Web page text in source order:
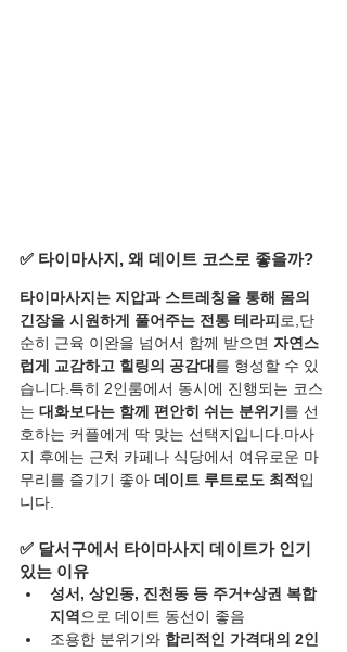
✅ 타이마사지, 왜 데이트 코스로 좋을까?
타이마사지는 지압과 스트레칭을 통해 몸의
긴장을 시원하게 풀어주는 전통 테라피 로,단
순히 근육 이완을 넘어서 함께 받으면 자연스
럽게 교감하고 힐링의 공감대 를 형성할 수 있
습니다.특히 2인룸에서 동시에 진행되는 코스
는 대화보다는 함께 편안히 쉬는 분위기 를 선
호하는 커플에게 딱 맞는 선택지입니다.마사
지 후에는 근처 카페나 식당에서 여유로운 마
무리를 즐기기 좋아 데이트 루트로도 최적 입
니다.
✅ 달서구에서 타이마사지 데이트가 인기
있는 이유
성서, 상인동, 진천동 등 주거+상권 복합
지역 으로 데이트 동선이 좋음
조용한 분위기와 합리적인 가격대의 2인